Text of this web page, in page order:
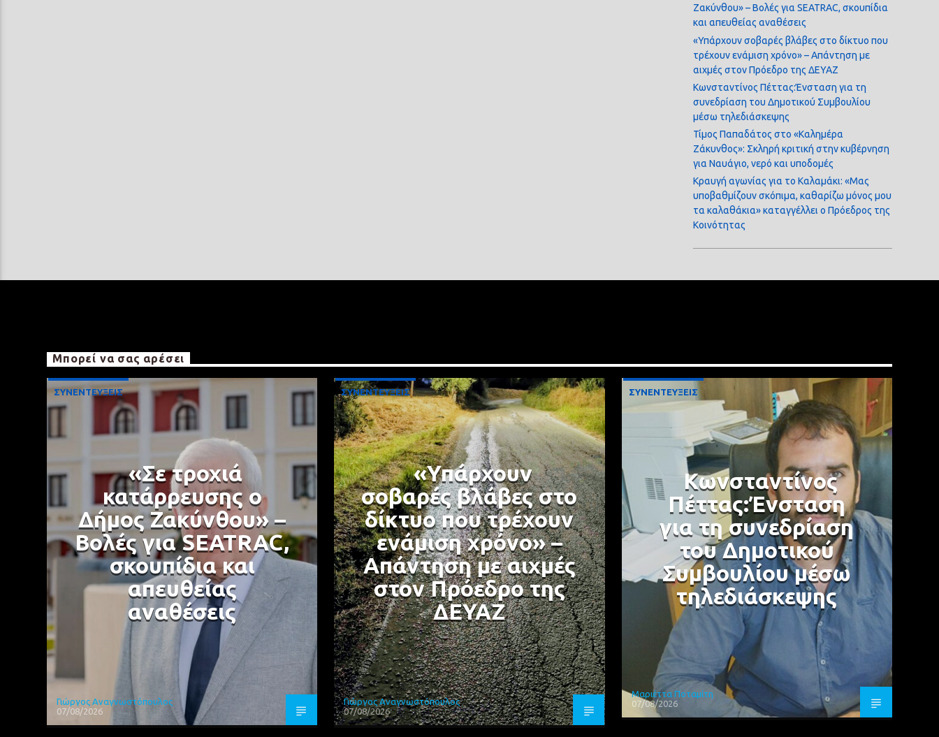
Ζακύνθου» – Βολές για SEATRAC, σκουπίδια
και απευθείας αναθέσεις
«Υπάρχουν σοβαρές βλάβες στο δίκτυο που
τρέχουν ενάμιση χρόνο» – Απάντηση με
αιχμές στον Πρόεδρο της ΔΕΥΑΖ
Κωνσταντίνος Πέττας:Ένσταση για τη
συνεδρίαση του Δημοτικού Συμβουλίου
μέσω τηλεδιάσκεψης
Τίμος Παπαδάτος στο «Καλημέρα
Ζάκυνθος»: Σκληρή κριτική στην κυβέρνηση
για Ναυάγιο, νερό και υποδομές
Κραυγή αγωνίας για το Καλαμάκι: «Μας
υποβαθμίζουν σκόπιμα, καθαρίζω μόνος μου
τα καλαθάκια» καταγγέλλει ο Πρόεδρος της
Κοινότητας
Μπορεί να σας αρέσει
ΣΥΝΕΝΤΕΥΞΕΙΣ
«Σε τροχιά
κατάρρευσης ο
Δήμος Ζακύνθου» –
Βολές για SEATRAC,
σκουπίδια και
απευθείας
αναθέσεις
Γιώργος Αναγνωστόπουλος
07/08/2026
ΣΥΝΕΝΤΕΥΞΕΙΣ
«Υπάρχουν
σοβαρές βλάβες στο
δίκτυο που τρέχουν
ενάμιση χρόνο» –
Απάντηση με αιχμές
στον Πρόεδρο της
ΔΕΥΑΖ
Γιώργος Αναγνωστόπουλος
07/08/2026
ΣΥΝΕΝΤΕΥΞΕΙΣ
Κωνσταντίνος
Πέττας:Ένσταση
για τη συνεδρίαση
του Δημοτικού
Συμβουλίου μέσω
τηλεδιάσκεψης
Μαριέττα Ποταμίτη
07/08/2026